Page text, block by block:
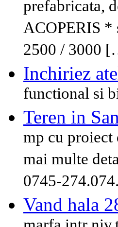
prefabricata,
ACOPERIS *
2500 / 3000
Inchiriez
functional si
Teren in
mp cu proiect
mai multe
0745-274.074.
Vand hala